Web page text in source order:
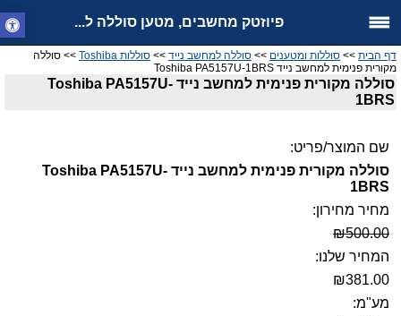
פיוזטק מחשבים, מטען סוללה ל...
דף הבית >> סוללות ומטענים >> סוללה למחשב נייד >> סוללות Toshiba
>> סוללה
מקורית פנימית למחשב נייד Toshiba PA5157U-1BRS
סוללה מקורית פנימית למחשב נייד Toshiba PA5157U-
1BRS
שם המוצר/פריט:
סוללה מקורית פנימית למחשב נייד Toshiba PA5157U-
1BRS
מחיר מחירון:
₪500.00
המחיר שלנו:
₪381.00
מע"מ: